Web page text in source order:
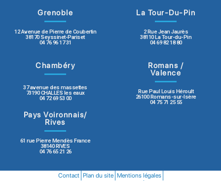
Grenoble
12 Avenue de Pierre de Coubertin
38170 Seyssinet-Pariset
04 76 96 17 31
La Tour-Du-Pin
2 Rue Jean Jaurès
38110 La Tour-du-Pin
04 69 82 18 80
Chambéry
37 avenue des massettes
73190 CHALLES les eaux
04 72 69 53 00
Romans /
Valence
Rue Paul Louis Héroult
26100 Romans-sur-Isère
04 75 71 25 55
Pays Voironnais/
Rives
61 rue Pierre Mendès France
38140 RIVES
04 76 65 21 26
Contact Plan du site Mentions légales